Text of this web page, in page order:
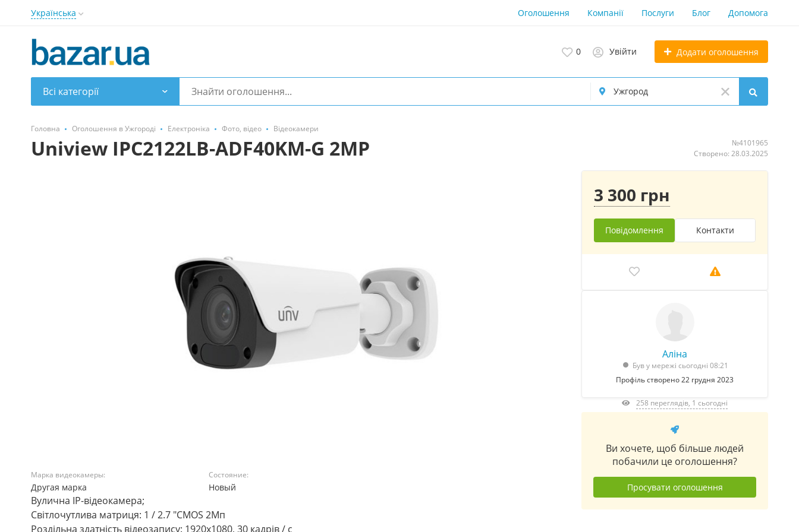
Українська Оголошення Компанії Послуги Блог Допомога
0 Увійти Додати оголошення
Всі категорії
Головна Оголошення в Ужгороді Електроніка Фото, відео Відеокамери
Uniview IPC2122LB-ADF40KM-G 2MP
№4101965
Створено: 28.03.2025
Марка видеокамеры:
Другая марка
Состояние:
Новый
Вулична IP-відеокамера;
Світлочутлива матриця: 1 / 2.7 "CMOS 2Мп
Роздільна здатність відеозапису: 1920x1080, 30 кадрів / с
3 300 грн
Повідомлення Контакти
Аліна
Був у мережі сьогодні 08:21
Профіль створено 22 грудня 2023
258 переглядів, 1 сьогодні
Ви хочете, щоб більше людей
побачили це оголошення?
Просувати оголошення